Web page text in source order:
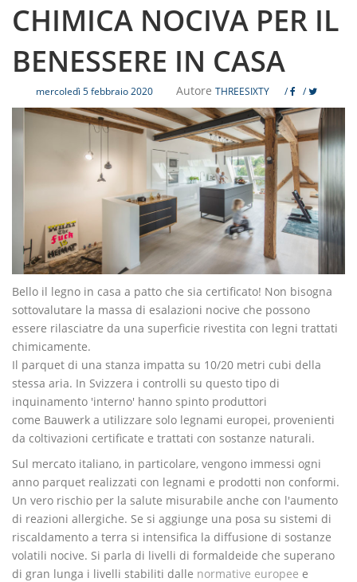
CHIMICA NOCIVA PER IL
BENESSERE IN CASA
mercoledì 5 febbraio 2020 Autore THREESIXTY / /
Bello il legno in casa a patto che sia certificato! Non bisogna
sottovalutare la massa di esalazioni nocive che possono
essere rilasciatre da una superficie rivestita con legni trattati
chimicamente.
Il parquet di una stanza impatta su 10/20 metri cubi della
stessa aria. In Svizzera i controlli su questo tipo di
inquinamento 'interno' hanno spinto produttori
come Bauwerk a utilizzare solo legnami europei, provenienti
da coltivazioni certificate e trattati con sostanze naturali.
Sul mercato italiano, in particolare, vengono immessi ogni
anno parquet realizzati con legnami e prodotti non conformi.
Un vero rischio per la salute misurabile anche con l'aumento
di reazioni allergiche. Se si aggiunge una posa su sistemi di
riscaldamento a terra si intensifica la diffusione di sostanze
volatili nocive. Si parla di livelli di formaldeide che superano
di gran lunga i livelli stabiliti dalle normative europee e